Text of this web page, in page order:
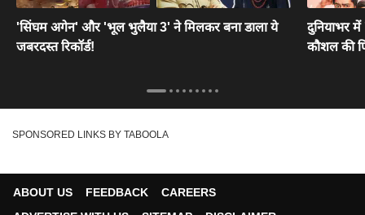
'सिंघम अगेन' और 'भूल भुलैया 3' ने मिलकर बना डाला ये
जबरदस्त रिकॉर्ड!
दुनियाभर में
कौशल की
SPONSORED LINKS BY TABOOLA
ABOUT US FEEDBACK
CAREERS